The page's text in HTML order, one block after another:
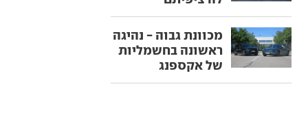
מכוונת גבוה - נהיגה
ראשונה בחשמליות
של אקספנג